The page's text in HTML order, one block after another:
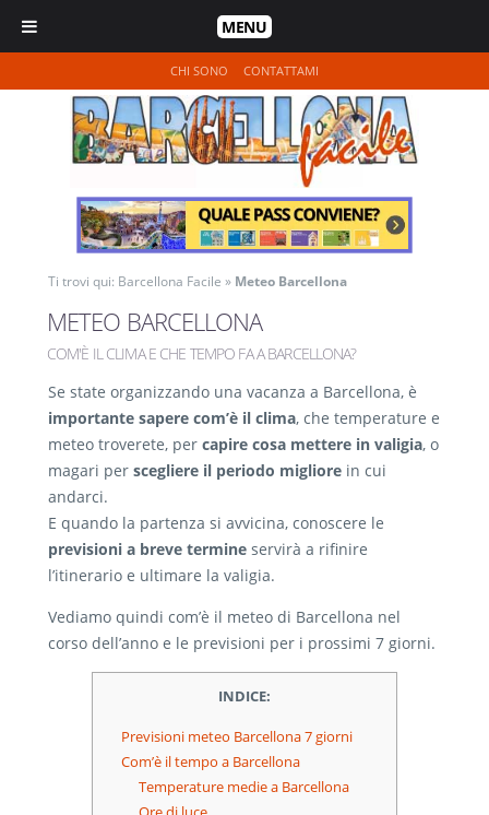
MENU
CHI SONO CONTATTAMI
Ti trovi qui: Barcellona Facile » Meteo Barcellona
METEO BARCELLONA
COM'È IL CLIMA E CHE TEMPO FA A BARCELLONA?
Se state organizzando una vacanza a Barcellona, è
importante sapere com’è il clima, che temperature e
meteo troverete, per capire cosa mettere in valigia, o
magari per scegliere il periodo migliore in cui
andarci.
E quando la partenza si avvicina, conoscere le
previsioni a breve termine servirà a rifinire
l’itinerario e ultimare la valigia.
Vediamo quindi com’è il meteo di Barcellona nel
corso dell’anno e le previsioni per i prossimi 7 giorni.
INDICE:
Previsioni meteo Barcellona 7 giorni
Com’è il tempo a Barcellona
Temperature medie a Barcellona